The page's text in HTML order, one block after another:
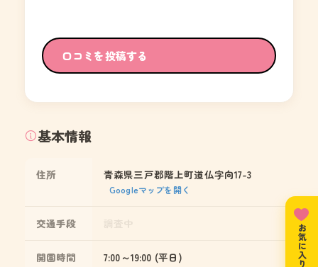
口コミを投稿する
基本情報
住所 青森県三戸郡階上町道仏字向17-3
Googleマップを開く
交通手段
開園時間
7:00～19:00 (平日)